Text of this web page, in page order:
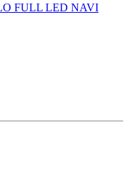
FULL LED NAVI